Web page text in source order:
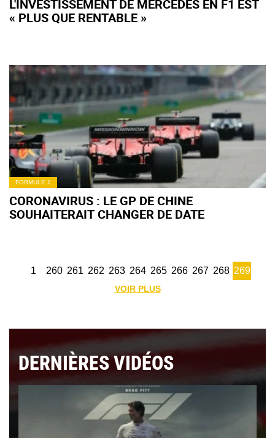
L'INVESTISSEMENT DE MERCEDES EN F1 EST
« PLUS QUE RENTABLE »
FORMULE 1
CORONAVIRUS : LE GP DE CHINE
SOUHAITERAIT CHANGER DE DATE
1 260 261 262 263 264 265 266 267 268 269
VOIR PLUS
DERNIÈRES VIDÉOS